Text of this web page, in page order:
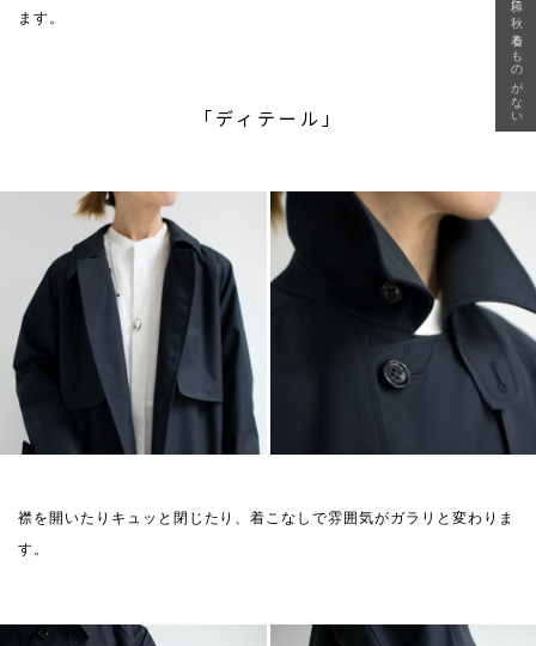
ます。
「ディテール」
襟を開いたりキュッと閉じたり、着こなしで雰囲気がガラリと変わりま
す。
急に秋、着るものがない